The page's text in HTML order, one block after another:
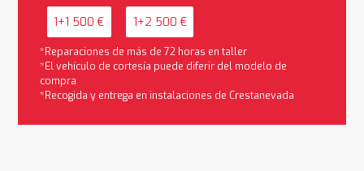
1+1 500 € 1+2 500 €
*Reparaciones de más de 72 horas en taller
*El vehículo de cortesía puede diferir del modelo de
compra
*Recogida y entrega en instalaciones de Crestanevada